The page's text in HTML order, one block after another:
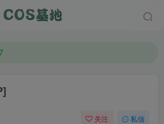
趣画刊》，实时查看最新站点。
关注 私信